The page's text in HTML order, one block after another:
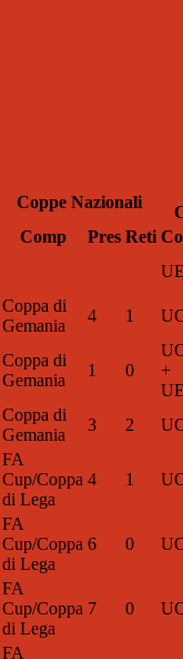
Coppe Nazionali
Comp Pres Reti
Coppa di
Gemania
4 1
Coppa di
Gemania
1 0
+
Coppa di
Gemania
3 2
FA
Cup/Coppa
di Lega
4 1
FA
Cup/Coppa
di Lega
6 0
FA
Cup/Coppa
di Lega
7 0
FA